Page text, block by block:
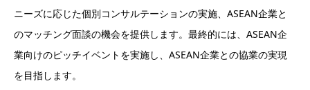
ニーズに応じた個別コンサルテーションの実施、ASEAN企業と
のマッチング面談の機会を提供します。最終的には、ASEAN企
業向けのピッチイベントを実施し、ASEAN企業との協業の実現
を目指します。